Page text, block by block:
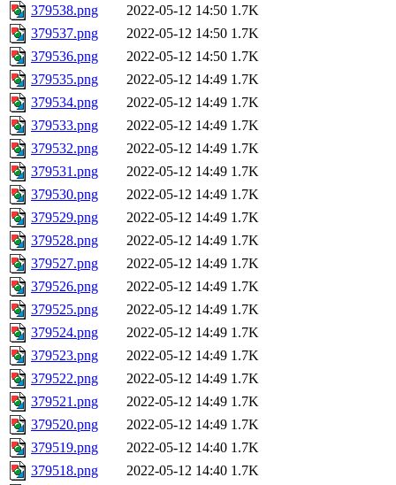
379538.png
2022-05-12 14:50 1.7K
379537.png
2022-05-12 14:50 1.7K
379536.png
2022-05-12 14:50 1.7K
379535.png
2022-05-12 14:49 1.7K
379534.png
2022-05-12 14:49 1.7K
379533.png
2022-05-12 14:49 1.7K
379532.png
2022-05-12 14:49 1.7K
379531.png
2022-05-12 14:49 1.7K
379530.png
2022-05-12 14:49 1.7K
379529.png
2022-05-12 14:49 1.7K
379528.png
2022-05-12 14:49 1.7K
379527.png
2022-05-12 14:49 1.7K
379526.png
2022-05-12 14:49 1.7K
379525.png
2022-05-12 14:49 1.7K
379524.png
2022-05-12 14:49 1.7K
379523.png
2022-05-12 14:49 1.7K
379522.png
2022-05-12 14:49 1.7K
379521.png
2022-05-12 14:49 1.7K
379520.png
2022-05-12 14:49 1.7K
379519.png
2022-05-12 14:40 1.7K
379518.png
2022-05-12 14:40 1.7K